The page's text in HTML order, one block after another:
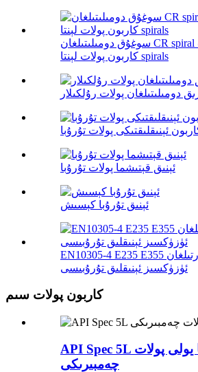
سوغۇق دومىلىتىلغان CR spiral يۇمشاق پولات
كاربون پولات لېنتا spirals
دومىلىتىلغان پولات رۇلكىلار
ئېنىقلىقتىكى پولات تۇرۇبا
ئېنىق قېتىشما پولات تۇرۇبا
ئېنىق تۇرۇبا كېسىش
EN10305-4 E235 E355 سوغۇق تارتىلغان
ئۈزۈكسىز ئېنىقلىق تۇرۇبىسى
كاربون پولات سىم
API Spec 5L تۇرۇبا يولى پولات
چەمبىرىكى